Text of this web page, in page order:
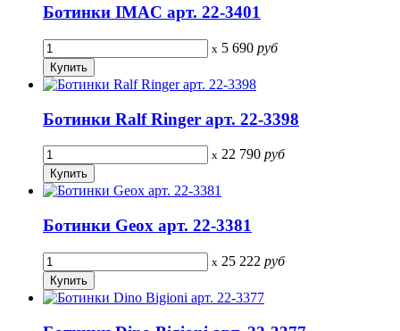
Ботинки IMAC арт. 22-3401
x 5 690 руб
Ботинки Ralf Ringer арт. 22-3398
x 22 790 руб
Ботинки Geox арт. 22-3381
x 25 222 руб